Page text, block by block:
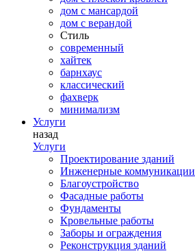
дом с мансардой
дом с верандой
Стиль
современный
хайтек
барнхаус
классический
фахверк
минимализм
Услуги
назад
Услуги
Проектирование зданий
Инженерные коммуникации
Благоустройство
Фасадные работы
Фундаменты
Кровельные работы
Заборы и ограждения
Реконструкция зданий